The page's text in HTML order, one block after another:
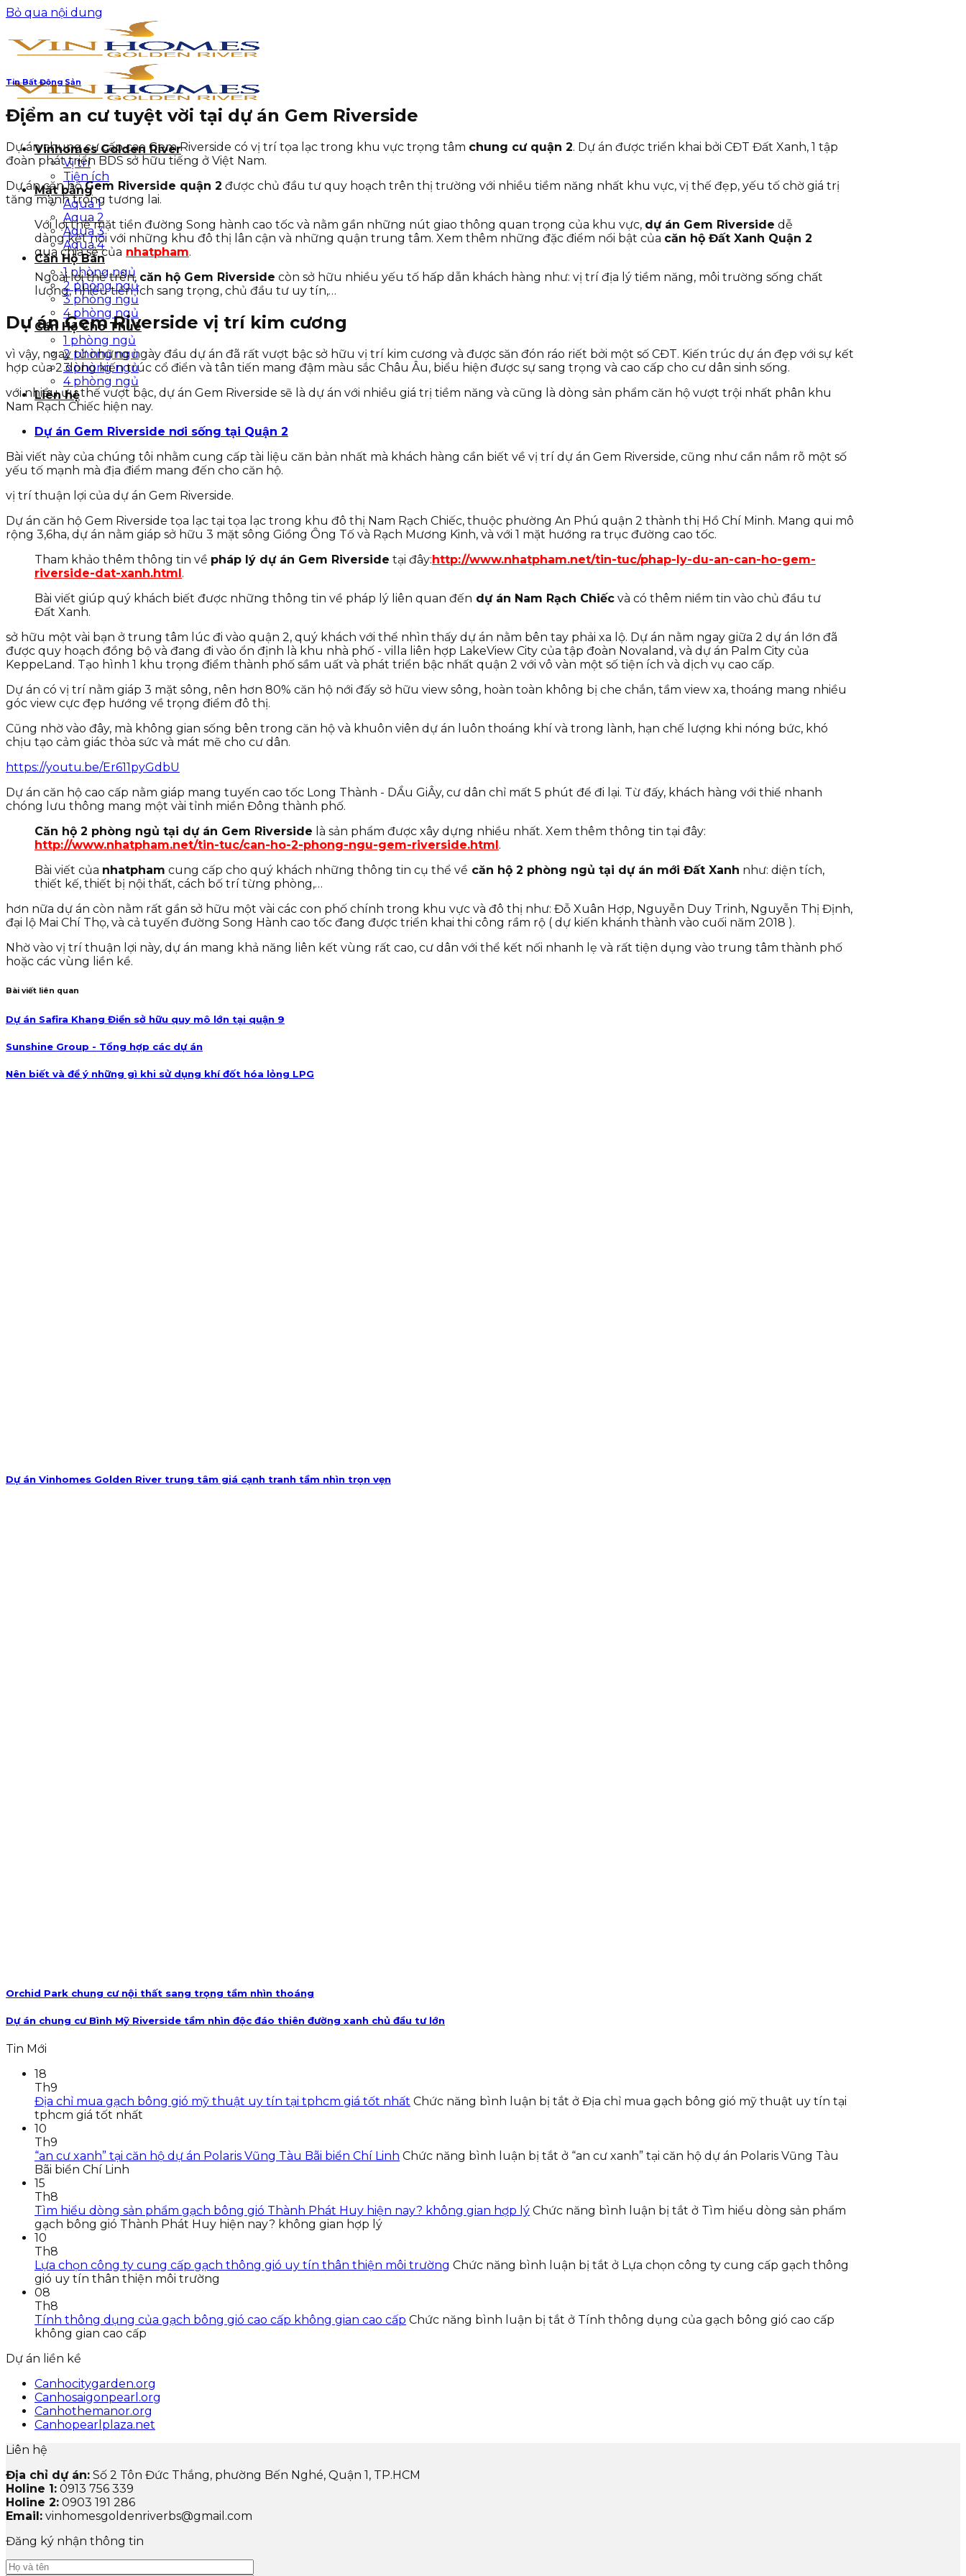
Bỏ qua nội dung
Vinhomes Golden River
Vị trí
Tiện ích
Mặt bằng
Aqua 1
Aqua 2
Aqua 3
Aqua 4
Căn Hộ Bán
1 phòng ngủ
2 phòng ngủ
3 phòng ngủ
4 phòng ngủ
Căn Hộ Cho Thuê
1 phòng ngủ
2 phòng ngủ
3 phòng ngủ
4 phòng ngủ
Liên hệ
Tin Bất Động Sản
Điểm an cư tuyệt vời tại dự án Gem Riverside
Dự án chung cư cấp cao Gem Riverside có vị trí tọa lạc trong khu vực trọng tâm chung cư quận 2. Dự án được triển khai bởi CĐT Đất Xanh, 1 tập
đoàn phát triển BDS sở hữu tiếng ở Việt Nam.
Dự án căn hộGem Riverside quận 2 được chủ đầu tư quy hoạch trên thị trường với nhiều tiềm năng nhất khu vực, vị thế đẹp, yếu tố chờ giá trị
tăng mạnh trong tương lai.
Với lợi thế mặt tiền đường Song hành cao tốc và nằm gần những nút giao thông quan trọng của khu vực, dự án Gem Riverside dễ
dàng kết nối với những khu đô thị lân cận và những quận trung tâm. Xem thêm những đặc điểm nổi bật của căn hộ Đất Xanh Quận 2
qua chia sẻ của nhatpham.
Ngoài lợi thế trên, căn hộ Gem Riverside còn sở hữu nhiều yếu tố hấp dẫn khách hàng như: vị trí địa lý tiềm năng, môi trường sống chất
lượng, nhiều tiền ích sang trọng, chủ đầu tư uy tín,…
Dự án Gem Riverside vị trí kim cương
vì vậy, ngay từ những ngày đầu dự án đã rất vượt bậc sở hữu vị trí kim cương và được săn đón ráo riết bởi một số CĐT. Kiến trúc dự án đẹp với sự kết
hợp của 2 dòng kiến trúc cổ điển và tân tiến mang đậm màu sắc Châu Âu, biểu hiện được sự sang trọng và cao cấp cho cư dân sinh sống.
với nhiều ưu thế vượt bậc, dự án Gem Riverside sẽ là dự án với nhiều giá trị tiềm năng và cũng là dòng sản phẩm căn hộ vượt trội nhất phân khu
Nam Rạch Chiếc hiện nay.
Dự án Gem Riverside nơi sống tại Quận 2
Bài viết này của chúng tôi nhằm cung cấp tài liệu căn bản nhất mà khách hàng cần biết về vị trí dự án Gem Riverside, cũng như cần nắm rõ một số
yếu tố mạnh mà địa điểm mang đến cho căn hộ.
vị trí thuận lợi của dự án Gem Riverside.
Dự án căn hộ Gem Riverside tọa lạc tại tọa lạc trong khu đô thị Nam Rạch Chiếc, thuộc phường An Phú quận 2 thành thị Hồ Chí Minh. Mang qui mô
rộng 3,6ha, dự án nằm giáp sở hữu 3 mặt sông Giồng Ông Tố và Rạch Mương Kinh, và với 1 mặt hướng ra trục đường cao tốc.
Tham khảo thêm thông tin về pháp lý dự án Gem Riverside tại đây:http://www.nhatpham.net/tin-tuc/phap-ly-du-an-can-ho-gem-
riverside-dat-xanh.html.
Bài viết giúp quý khách biết được những thông tin về pháp lý liên quan đến dự án Nam Rạch Chiếc và có thêm niềm tin vào chủ đầu tư
Đất Xanh.
sở hữu một vài bạn ở trung tâm lúc đi vào quận 2, quý khách với thể nhìn thấy dự án nằm bên tay phải xa lộ. Dự án nằm ngay giữa 2 dự án lớn đã
được quy hoạch đồng bộ và đang đi vào ổn định là khu nhà phố - villa liên hợp LakeView City của tập đoàn Novaland, và dự án Palm City của
KeppeLand. Tạo hình 1 khu trọng điểm thành phố sầm uất và phát triển bậc nhất quận 2 với vô vàn một số tiện ích và dịch vụ cao cấp.
Dự án có vị trí nằm giáp 3 mặt sông, nên hơn 80% căn hộ nới đấy sở hữu view sông, hoàn toàn không bị che chắn, tầm view xa, thoáng mang nhiều
góc view cực đẹp hướng về trọng điểm đô thị.
Cũng nhờ vào đây, mà không gian sống bên trong căn hộ và khuôn viên dự án luôn thoáng khí và trong lành, hạn chế lượng khi nóng bức, khó
chịu tạo cảm giác thỏa sức và mát mẽ cho cư dân.
https://youtu.be/Er611pyGdbU
Dự án căn hộ cao cấp nằm giáp mang tuyến cao tốc Long Thành - DẦu GiÂy, cư dân chỉ mất 5 phút để đi lại. Từ đấy, khách hàng với thiể nhanh
chóng lưu thông mang một vài tỉnh miền Đông thành phố.
Căn hộ 2 phòng ngủ tại dự án Gem Riverside là sản phẩm được xây dựng nhiều nhất. Xem thêm thông tin tại đây:
http://www.nhatpham.net/tin-tuc/can-ho-2-phong-ngu-gem-riverside.html.
Bài viết của nhatpham cung cấp cho quý khách những thông tin cụ thể về căn hộ 2 phòng ngủ tại dự án mới Đất Xanh như: diện tích,
thiết kế, thiết bị nội thất, cách bố trí từng phòng,…
hơn nữa dự án còn nằm rất gần sở hữu một vài các con phố chính trong khu vực và đô thị như: Đỗ Xuân Hợp, Nguyễn Duy Trinh, Nguyễn Thị Định,
đại lộ Mai Chí Thọ, và cả tuyến đường Song Hành cao tốc đang được triển khai thi công rầm rộ ( dự kiến khánh thành vào cuối năm 2018 ).
Nhờ vào vị trí thuận lợi này, dự án mang khả năng liên kết vùng rất cao, cư dân với thể kết nối nhanh lẹ và rất tiện dụng vào trung tâm thành phố
hoặc các vùng liền kề.
Bài viết liên quan
Dự án Safira Khang Điền sở hữu quy mô lớn tại quận 9
Sunshine Group - Tổng hợp các dự án
Nên biết và để ý những gì khi sử dụng khí đốt hóa lỏng LPG
Dự án Vinhomes Golden River trung tâm giá cạnh tranh tầm nhìn trọn vẹn
Orchid Park chung cư nội thất sang trọng tầm nhìn thoáng
Dự án chung cư Bình Mỹ Riverside tầm nhìn độc đáo thiên đường xanh chủ đầu tư lớn
Tin Mới
18
Th9
Địa chỉ mua gạch bông gió mỹ thuật uy tín tại tphcm giá tốt nhất Chức năng bình luận bị tắt ở Địa chỉ mua gạch bông gió mỹ thuật uy tín tại
tphcm giá tốt nhất
10
Th9
“an cư xanh” tại căn hộ dự án Polaris Vũng Tàu Bãi biển Chí Linh Chức năng bình luận bị tắt ở “an cư xanh” tại căn hộ dự án Polaris Vũng Tàu
Bãi biển Chí Linh
15
Th8
Tìm hiểu dòng sản phẩm gạch bông gió Thành Phát Huy hiện nay? không gian hợp lý Chức năng bình luận bị tắt ở Tìm hiểu dòng sản phẩm
gạch bông gió Thành Phát Huy hiện nay? không gian hợp lý
10
Th8
Lựa chọn công ty cung cấp gạch thông gió uy tín thân thiện môi trường Chức năng bình luận bị tắt ở Lựa chọn công ty cung cấp gạch thông
gió uy tín thân thiện môi trường
08
Th8
Tính thông dụng của gạch bông gió cao cấp không gian cao cấp Chức năng bình luận bị tắt ở Tính thông dụng của gạch bông gió cao cấp
không gian cao cấp
Dự án liền kề
Canhocitygarden.org
Canhosaigonpearl.org
Canhothemanor.org
Canhopearlplaza.net
Liên hệ
Địa chỉ dự án: Số 2 Tôn Đức Thắng, phường Bến Nghé, Quận 1, TP.HCM
Holine 1: 0913 756 339
Holine 2: 0903 191 286
Email: vinhomesgoldenriverbs@gmail.com
Đăng ký nhận thông tin